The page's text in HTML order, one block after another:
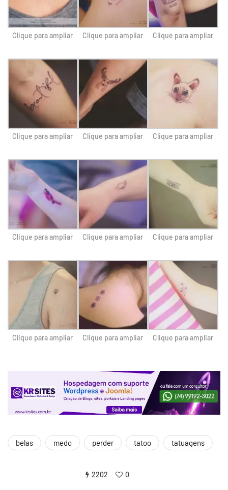
Clique para ampliar Clique para ampliar Clique para ampliar
Clique para ampliar Clique para ampliar Clique para ampliar
Clique para ampliar Clique para ampliar Clique para ampliar
Clique para ampliar Clique para ampliar Clique para ampliar
belas medo perder tatoo tatuagens
2202 0